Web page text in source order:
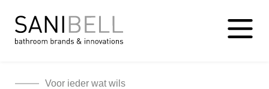
Voor ieder wat wils